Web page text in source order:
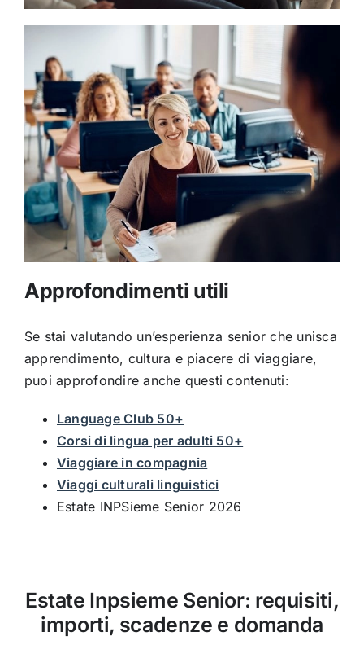
Approfondimenti utili
Se stai valutando un’esperienza senior che unisca
apprendimento, cultura e piacere di viaggiare,
puoi approfondire anche questi contenuti:
Language Club 50+
Corsi di lingua per adulti 50+
Viaggiare in compagnia
Viaggi culturali linguistici
Estate INPSieme Senior 2026
Estate Inpsieme Senior: requisiti,
importi, scadenze e domanda